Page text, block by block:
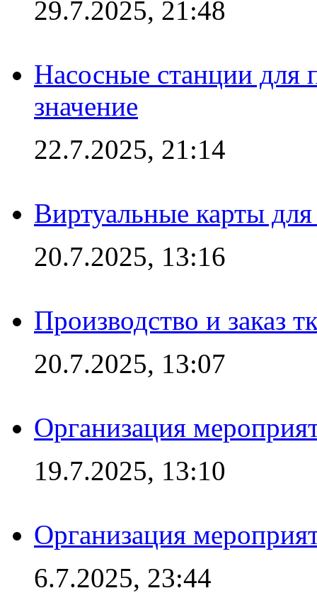
29.7.2025, 21:48
Насосные станции для
значение
22.7.2025, 21:14
Виртуальные карты
20.7.2025, 13:16
Производство и заказ
20.7.2025, 13:07
Организация
19.7.2025, 13:10
Организация
6.7.2025, 23:44